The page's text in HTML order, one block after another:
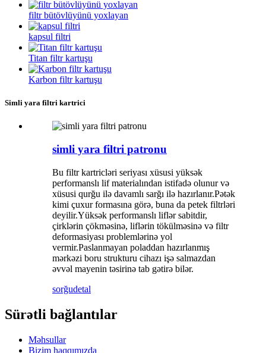
filtr bütövlüyünü yoxlayan
kapsul filtri
Titan filtr kartuşu
Karbon filtr kartuşu
Simli yara filtri kartrici
simli yara filtri patronu
Bu filtr kartricləri seriyası xüsusi yüksək
performanslı lif materialından istifadə olunur və
xüsusi qurğu ilə davamlı sarğı ilə hazırlanır.Pətək
kimi çuxur formasına görə, buna da petek filtrləri
deyilir.Yüksək performanslı liflər sabitdir,
çirklərin çökməsinə, liflərin tökülməsinə və filtr
deformasiyası problemlərinə yol
vermir.Paslanmayan poladdan hazırlanmış
mərkəzi boru strukturu cihazı işə salmazdan
əvvəl mayenin təsirinə tab gətirə bilər.
sorğudetal
Sürətli bağlantılar
Məhsullar
Bizim haqqımızda